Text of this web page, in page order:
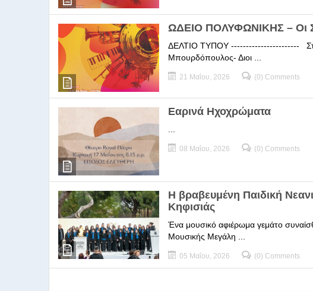
ΩΔΕΙΟ ΠΟΛΥΦΩΝΙΚΗΣ – Οι
ΔΕΛΤΙΟ ΤΥΠΟΥ ----------------------- Στο
Μπουρδόπουλος- Διοι ...
21 Μαΐου, 2026 (0) Comments
Εαρινά Ηχοχρώματα
08 Μαΐου, 2026 (0) Comments
Η βραβευμένη Παιδική
Κηφισιάς
Ένα μουσικό αφιέρωμα γεμάτο
Μουσικής Μεγάλη ...
05 Μαΐου, 2026 (0) Comments